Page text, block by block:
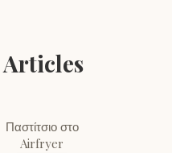
Παστίτσιο στο
Airfryer